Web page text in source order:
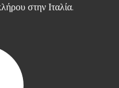
στην Ιταλία.